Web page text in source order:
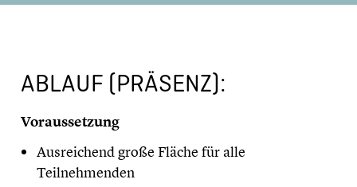
ABLAUF (PRÄSENZ):
Voraussetzung
Ausreichend große Fläche für alle
Teilnehmenden